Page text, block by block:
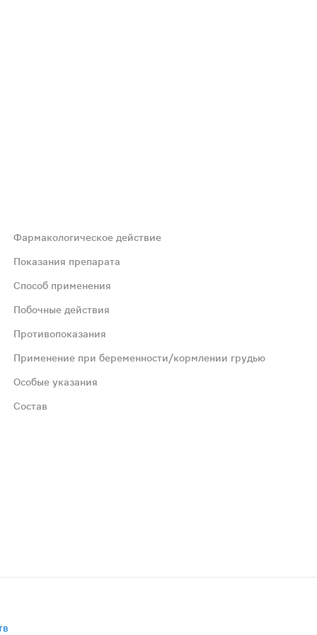
когнитивные функции, укрепляет
можно повторить в течение года.
Фармакологическое действие
Показания препарата
Способ применения
Побочные действия
Противопоказания
Применение при беременности/кормлении грудью
Особые указания
Состав